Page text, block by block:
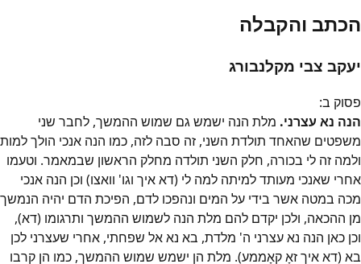
הכתב והקבלה
יעקב צבי מקלנבורג
פסוק ב:
הנה נא עצרני. מלת הנה ישמש גם שמוש ההמשך, לחבר שני
משפטים שהאחד תולדת השני, זה סבה לזה, כמו הנה אנכי הולך למות
ולמה זה לי בכורה, חלק השני תולדה מחלק הראשון שבמאמר. וטעמו
אחרי שאנכי מעותד למיתה למה לי (דא איך וגו' וואצו) וכן הנה אנכי
מכה במטה אשר בידי על המים ונהפכו לדם, הפיכת הדם יהיה הנמשך
מן ההכאה, ולכן יקדם להם מלת הנה לשמוש ההמשך ותרגומו (דא),
וכן כאן הנה נא עצרני ה' מלדת, בא נא אל שפחתי, אחרי שעצרני לכן
בא (דא איך זאָ קאָממע). מלת הן ישמש שמוש ההמשך, כמו הן קרבו